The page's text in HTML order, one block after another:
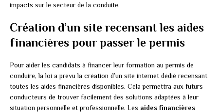
impacts sur le secteur de la conduite.
Création d’un site recensant les aides
financières pour passer le permis
Pour aider les candidats à financer leur formation au permis de
conduire, la loi a prévu la création d’un site internet dédié recensant
toutes les aides financières disponibles. Cela permettra aux futurs
conducteurs de trouver facilement des solutions adaptées à leur
situation personnelle et professionnelle. Les aides financières